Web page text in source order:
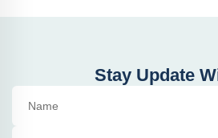
Stay Update